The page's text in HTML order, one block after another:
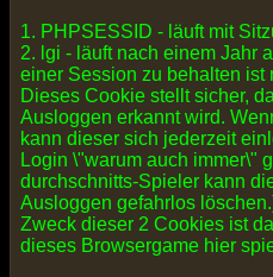
1. PHPSESSID - läuft mit
2. lgi - läuft nach einem Jahr
einer Session zu behalten ist
Dieses Cookie stellt sicher,
Ausloggen erkannt wird.
kann dieser sich jederzeit
Login \"warum auch immer\"
durchschnitts-Spieler kann
Ausloggen gefahrlos
Zweck dieser 2 Cookies ist
dieses Browsergame hier